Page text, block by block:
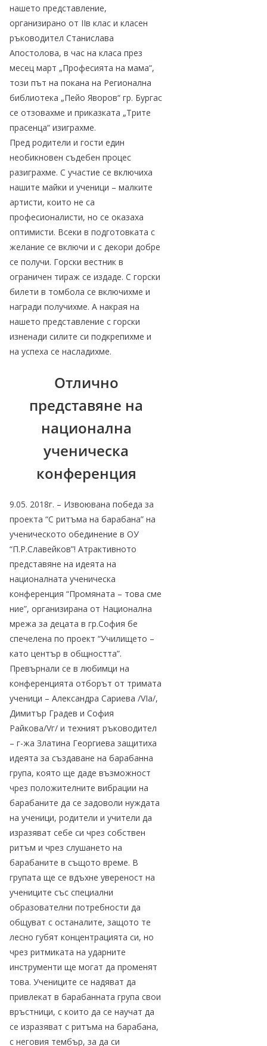
нашето представление,
организирано от IIв клас и класен
ръководител Станислава
Апостолова, в час на класа през
месец март „Професията на мама“,
този път на покана на Регионална
библиотека „Пейо Яворов“ гр. Бургас
се отзовахме и приказката „Трите
прасенца“ изиграхме.
Пред родители и гости един
необикновен съдебен процес
разиграхме. С участие се включиха
нашите майки и ученици – малките
артисти, които не са
професионалисти, но се оказаха
оптимисти. Всеки в подготовката с
желание се включи и с декори добре
се получи. Горски вестник в
ограничен тираж се издаде. С горски
билети в томбола се включихме и
награди получихме. А накрая на
нашето представление с горски
изненади силите си подкрепихме и
на успеха се насладихме.
Отлично
представяне на
национална
ученическа
конференция
9.05. 2018г. – Извоювана победа за
проекта “С ритъма на барабана” на
ученическото обединение в ОУ
“П.Р.Славейков”! Атрактивното
представяне на идеята на
националната ученическа
конференция “Промяната – това сме
ние”, организирана от Национална
мрежа за децата в гр.София бе
спечелена по проект “Училището –
като център в общността”.
Превърнали се в любимци на
конференцията отборът от тримата
ученици – Александра Сариева /VIа/,
Димитър Градев и София
Райкова/Vг/ и техният ръководител
– г-жа Златина Георгиева защитиха
идеята за създаване на барабанна
група, която ще даде възможност
чрез положителните вибрации на
барабаните да се задоволи нуждата
на ученици, родители и учители да
изразяват себе си чрез собствен
ритъм и чрез слушането на
барабаните в същото време. В
групата ще се вдъхне увереност на
учениците със специални
образователни потребности да
общуват с останалите, защото те
лесно губят концентрацията си, но
чрез ритмиката на ударните
инструменти ще могат да променят
това. Учениците се надяват да
привлекат в барабанната група свои
връстници, с които да се научат да
се изразяват с ритъма на барабана,
с неговия тембър, за да си